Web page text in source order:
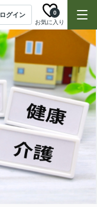
ログイン
お気に入り
0